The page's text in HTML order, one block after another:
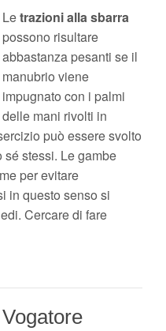
Letrazioni alla sbarra
possono risultare
abbastanza pesanti se il
manubrio viene
impugnato con i palmi
delle mani rivolti in
può essere svolto
stessi. Le gambe
per evitare
in questo senso si
Cercare di fare
Vogatore